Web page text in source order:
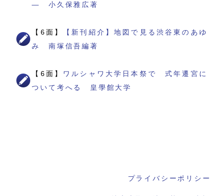
― 小久保雅広著
【6面】
【新刊紹介】地図で見る渋谷東のあゆ
み 南塚信吾編著
【6面】
ワルシャワ大学日本祭で 式年遷宮に
ついて考へる 皇學館大学
プライバシーポリシー